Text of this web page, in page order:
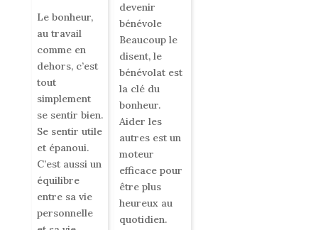
Le bonheur,
au travail
comme en
dehors, c’est
tout
simplement
se sentir bien.
Se sentir utile
et épanoui.
C’est aussi un
équilibre
entre sa vie
personnelle
devenir
bénévole
Beaucoup le
disent, le
bénévolat est
la clé du
bonheur.
Aider les
autres est un
moteur
efficace pour
être plus
heureux au
quotidien.